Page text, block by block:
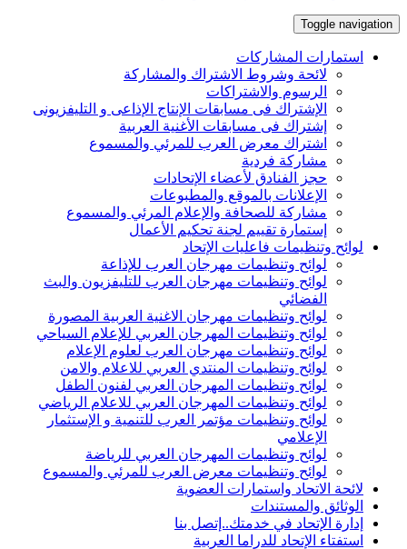
Toggle navigation
استمارات المشاركات
لائحة وشروط الاشتراك والمشاركة
الرسوم والاشتراكات
الإشتراك فى مسابقات الإنتاج الإذاعى و التليفزيونى
إشتراك فى مسابقات الأغنية العربية
اشتراك معرض العرب للمرئي والمسموع
مشاركة فردية
حجز الفنادق لأعضاء الإتحادات
الإعلانات بالموقع والمطبوعات
مشاركة للصحافة والإعلام المرئي والمسموع
إستمارة تقييم لجنة تحكيم الأعمال
لوائح وتنظيمات فاعليات الإتحاد
لوائح وتنظيمات مهرجان العرب للإذاعة
لوائح وتنظيمات مهرجان العرب للتليفزيون والبث
الفضائي
لوائح وتنظيمات مهرجان الاغنية العربية المصورة
لوائح وتنظيمات المهرجان العربي للإعلام السياحي
لوائح وتنظيمات مهرجان العرب لعلوم الإعلام
لوائح وتنظيمات المنتدي العربي للاعلام والامن
لوائح وتنظيمات المهرجان العربي لفنون الطفل
لوائح وتنظيمات المهرجان العربي للاعلام الرياضي
لوائح وتنظيمات مؤتمر العرب للتنمية و الإستثمار
الإعلامي
لوائح وتنظيمات المهرجان العربي للرياضة
لوائح وتنظيمات معرض العرب للمرئي والمسموع
لائحة الاتحاد واستمارات العضوية
الوثائق والمستندات
إدارة الإتحاد في خدمتك..إتصل بنا
استفتاء الإتحاد للدراما العربية